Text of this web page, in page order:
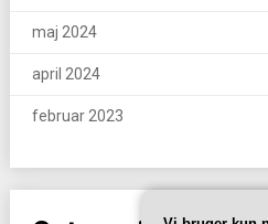
maj 2024
april 2024
februar 2023